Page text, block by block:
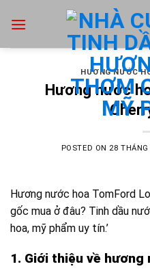
HƯƠNG NƯỚC
Hương nước
POSTED ON 28
Hương nước hoa TomFord
gốc mua ở đâu? Tinh dầu
hoa, mỹ phẩm uy tín.’
1. Giới thiệu về hương